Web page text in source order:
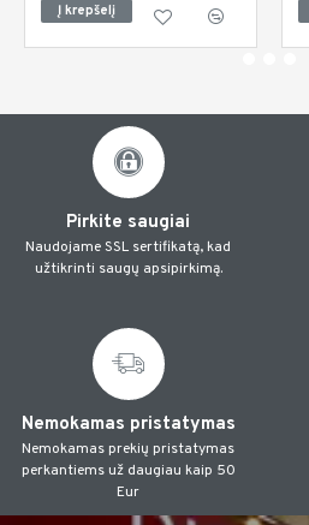
Į krepšelį
Pirkite saugiai
Naudojame SSL sertifikatą, kad
užtikrinti saugų apsipirkimą.
Nemokamas pristatymas
Nemokamas prekių pristatymas
perkantiems už daugiau kaip 50
Eur